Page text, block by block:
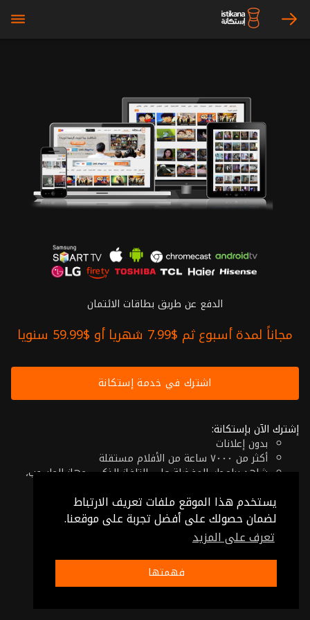
يستخدم هذا الموقع ملفات تعريف الارتباط
لضمان حصولك على أفضل تجربة على موقعنا.
تعرف على المزيد
فهمتها
arrow_right
bars
الدفع عن طريق بطاقات الائتمان
مجاناً لمدة أسبوع ثم $7.99 شهريا أو $59.99 سنويا
اشترك في خدمة إستكانة
إشترك الآن بإستكانة:
بدون إعلانات
أكثر من ٧٠٠٠ ساعة من الأفلام مستقلة
شاهد برامجك المفضلة على التلفاز الذكي، جهاز الحاسوب،
إلغاء في أي وقت
فقط $7.99 شهريا أو $59.99 سنويا
شروط الإستخدام-